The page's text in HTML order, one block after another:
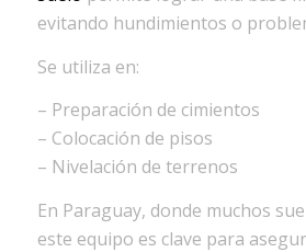
evitando hundimientos o
Se utiliza en:
– Preparación de cimientos
– Colocación de pisos
– Nivelación de terrenos
En Paraguay, donde muchos
este equipo es clave para